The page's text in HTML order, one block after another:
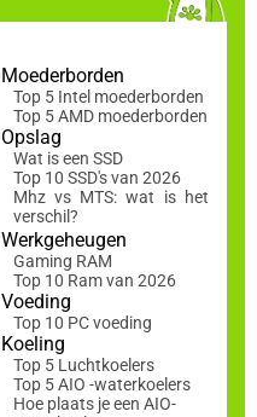
Moederborden
Top 5 Intel moederborden
Top 5 AMD moederborden
Opslag
Wat is een SSD
Top 10 SSD's van 2026
Mhz vs MTS: wat is het
verschil?
Werkgeheugen
Gaming RAM
Top 10 Ram van 2026
Voeding
Top 10 PC voeding
Koeling
Top 5 Luchtkoelers
Top 5 AIO -waterkoelers
Hoe plaats je een AIO-